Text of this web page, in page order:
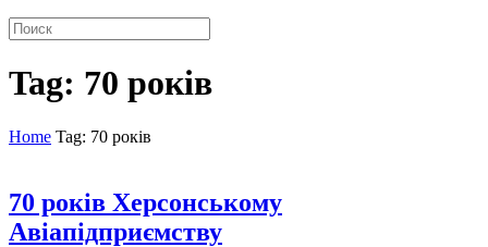
Tag: 70 років
Home Tag: 70 років
70 років Херсонському
Авіапідприємству